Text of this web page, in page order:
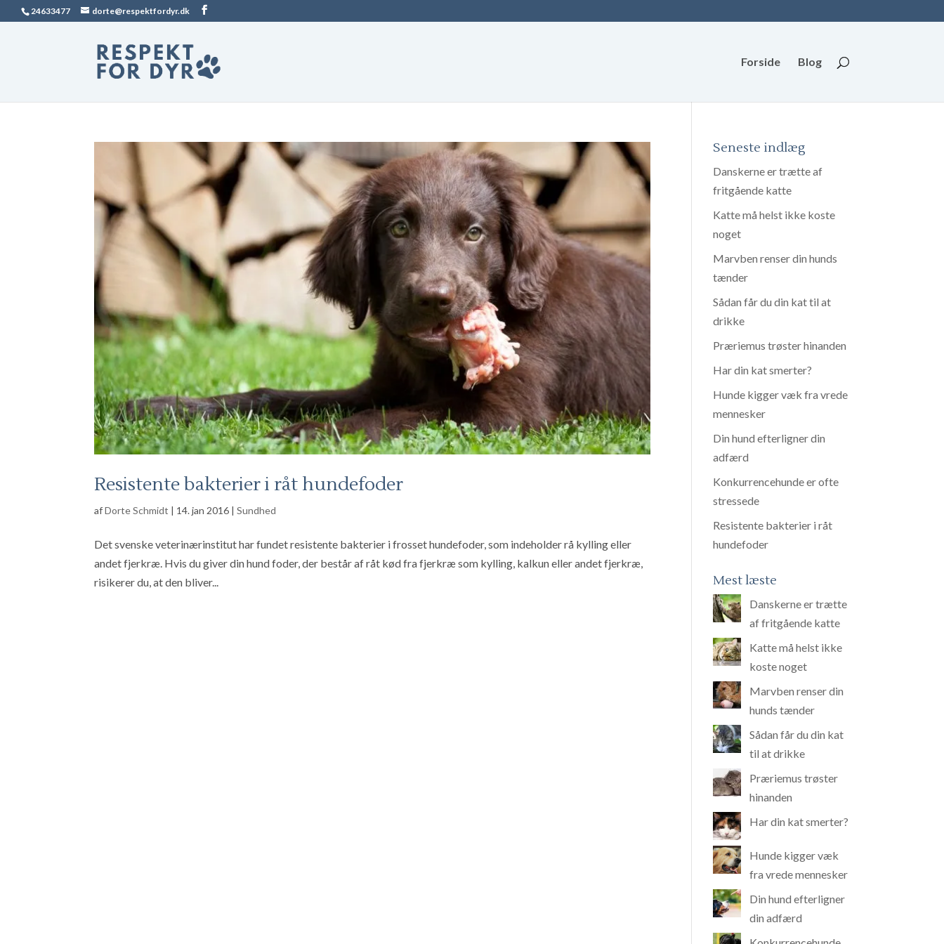
24633477 dorte@respektfordyr.dk
Forside Blog
Resistente bakterier i råt hundefoder
afDorte Schmidt | 14. jan 2016 |Sundhed
Det svenske veterinærinstitut har fundet resistente bakterier i frosset hundefoder, som indeholder rå kylling eller
andet fjerkræ. Hvis du giver din hund foder, der består af råt kød fra fjerkræ som kylling, kalkun eller andet fjerkræ,
risikerer du, at den bliver...
Seneste indlæg
Danskerne er trætte af
fritgående katte
Katte må helst ikke koste
noget
Marvben renser din hunds
tænder
Sådan får du din kat til at
drikke
Præriemus trøster hinanden
Har din kat smerter?
Hunde kigger væk fra vrede
mennesker
Din hund efterligner din
adfærd
Konkurrencehunde er ofte
stressede
Resistente bakterier i råt
hundefoder
Mest læste
Danskerne er trætte
af fritgående katte
Katte må helst ikke
koste noget
Marvben renser din
hunds tænder
Sådan får du din kat
til at drikke
Præriemus trøster
hinanden
Har din kat smerter?
Hunde kigger væk
fra vrede mennesker
Din hund efterligner
din adfærd